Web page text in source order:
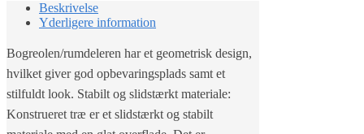
Beskrivelse
Yderligere information
Bogreolen/rumdeleren har et geometrisk design,
hvilket giver god opbevaringsplads samt et
stilfuldt look. Stabilt og slidstærkt materiale:
Konstrueret træ er et slidstærkt og stabilt